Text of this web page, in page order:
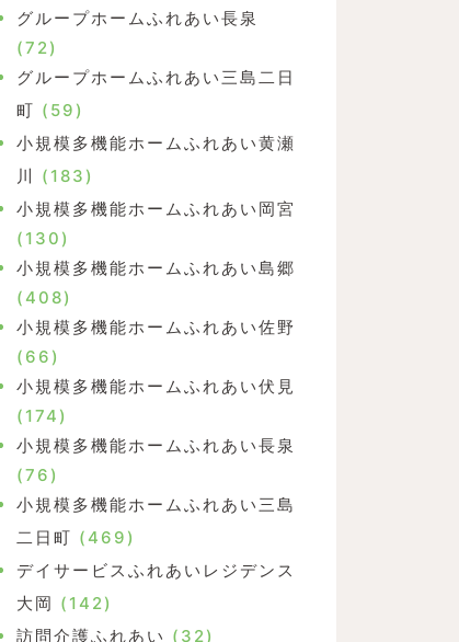
グループホームふれあい長泉
(72)
グループホームふれあい三島二日
町 (59)
小規模多機能ホームふれあい黄瀬
川 (183)
小規模多機能ホームふれあい岡宮
(130)
小規模多機能ホームふれあい島郷
(408)
小規模多機能ホームふれあい佐野
(66)
小規模多機能ホームふれあい伏見
(174)
小規模多機能ホームふれあい長泉
(76)
小規模多機能ホームふれあい三島
二日町 (469)
デイサービスふれあいレジデンス
大岡 (142)
訪問介護ふれあい (32)